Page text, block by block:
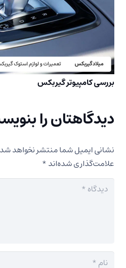
بررسی کامپیوتر گیربکس
دیدگاهتان را
نشانی ایمیل شما منتشر نخواهد
علامت‌گذاری شده‌اند*